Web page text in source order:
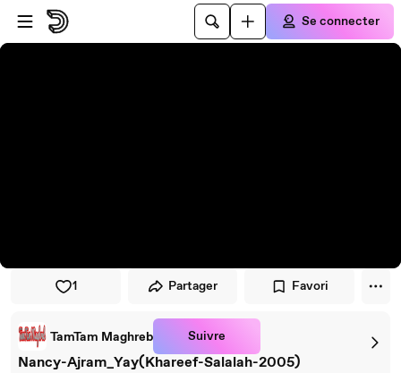
Passer au player
Passer au contenu principal
Se connecter
1 Partager Favori
TamTam Maghreb Suivre
Nancy-Ajram_Yay(Khareef-Salalah-2005)